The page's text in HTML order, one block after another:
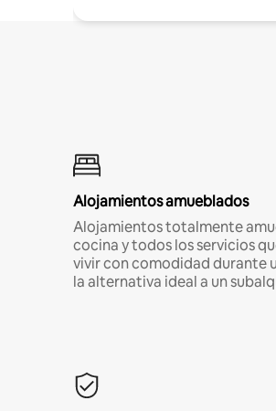
Alojamientos amueblados
Alojamientos totalmente
cocina y todos los servicios
vivir con comodidad durante
la alternativa ideal a un